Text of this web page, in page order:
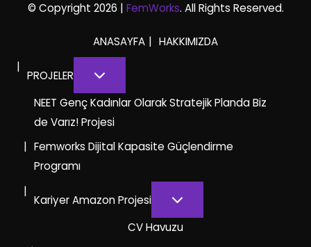
© Copyright 2026 | FemWorks. All Rights Reserved.
ANASAYFA HAKKIMIZDA
PROJELER
NEET Genç Kadınlar Olarak Stratejik Planda Biz
de Varız! Projesi
Femworks Dijital Kapasite Güçlendirme
Programı
Kariyer Amazon Projesi
CV Havuzu